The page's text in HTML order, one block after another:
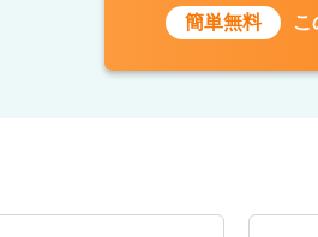
簡単無料 こ